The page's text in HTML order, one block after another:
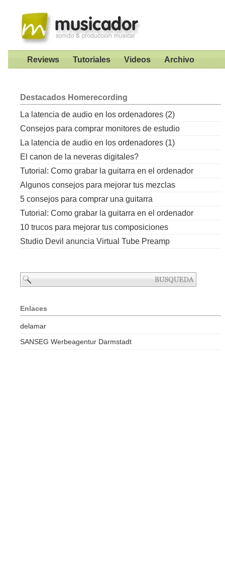
Reviews Tutoriales Videos Archivo
Destacados Homerecording
La latencia de audio en los ordenadores (2)
Consejos para comprar monitores de estudio
La latencia de audio en los ordenadores (1)
El canon de la neveras digitales?
Tutorial: Como grabar la guitarra en el ordenador
Algunos consejos para mejorar tus mezclas
5 consejos para comprar una guitarra
Tutorial: Como grabar la guitarra en el ordenador
10 trucos para mejorar tus composiciones
Studio Devil anuncia Virtual Tube Preamp
Enlaces
delamar
SANSEG Werbeagentur Darmstadt